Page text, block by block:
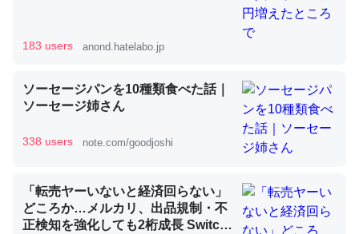
利だから両方が拮抗してるのでは」とあって面白い。海に
いる鋏角類（カブトガニ・ウミグモ）はカルシウムを使わ
ずキチンを強化してる筈だが、酵素が違うのか？
─ニュース :: 【研究発表】昆虫学の大問題＝「昆虫はなぜ海にいな
いのか」に関する新仮説
183 users anond.hatelabo.jp
ソーセージパンを10種類食べた話｜
ソーセージ姉さん
338 users note.com/goodjoshi
「転売ヤーいないと経済回らない」
どころか…メルカリ、出品規制・不
正検知を強化しても2桁成長 Switch